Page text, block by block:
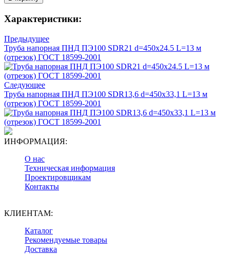
Характеристики:
Предыдущее
Труба напорная ПНД ПЭ100 SDR21 d=450х24.5 L=13 м
(отрезок) ГОСТ 18599-2001
Следующее
Труба напорная ПНД ПЭ100 SDR13,6 d=450х33,1 L=13 м
(отрезок) ГОСТ 18599-2001
ИНФОРМАЦИЯ:
О нас
Техническая информация
Проектировщикам
Контакты
КЛИЕНТАМ:
Каталог
Рекомендуемые товары
Доставка